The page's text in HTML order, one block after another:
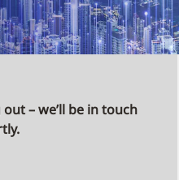
– we’ll be in touch